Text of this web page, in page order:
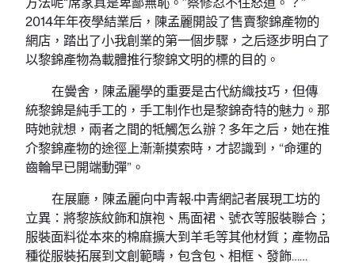
2014年年夜學結業后，陳孟麗開設了售賣黎錦產物的
網店，踏出了小我創業的第一個步驟，之后逐步明白了
以黎錦產物為載體推行黎錦文明的標的目的。
在黌舍，陳孟麗學的重要是古代紡織技巧，但傳
統黎錦是純手工的，手工制作也是黎錦奇特的魅力。那
時她就想，兩者之間的牴觸怎么辦？多年之后，她在推
介黎錦產物的途徑上漸漸摸索時，才認識到，“命運的
齒輪早已開端動彈”。
在展廳，陳孟麗向中青報·中青網記者展現工坊的
立異：將黎族紋飾和旗袍、馬面裙、號衣等服裝聯合；
服裝面料從本來的棉麻擴大到羊毛等其他材質；產物品
種從服裝拓展到文創範疇，包含包、相框、發飾……